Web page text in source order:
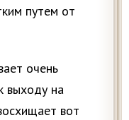
путем от
очень
выходу на
вот